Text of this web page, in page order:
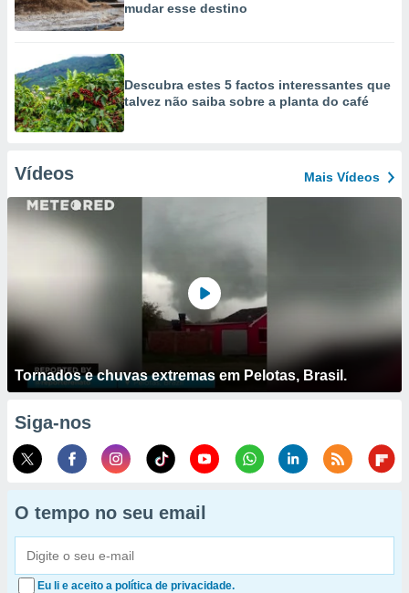
mudar esse destino
Descubra estes 5 factos interessantes que
talvez não saiba sobre a planta do café
Vídeos Mais Vídeos
Tornados e chuvas extremas em Pelotas, Brasil.
Siga-nos
O tempo no seu email
Eu li e aceito a política de privacidade.